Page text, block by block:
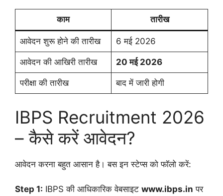
काम तारीख
आवेदन शुरू होने की तारीख 6 मई 2026
आवेदन की आखिरी तारीख 20 मई 2026
परीक्षा की तारीख बाद में जारी होगी
IBPS Recruitment 2026
– कैसे करें आवेदन?
आवेदन करना बहुत आसान है। बस इन स्टेप्स को फॉलो करें:
Step 1: IBPS की आधिकारिक वेबसाइट www.ibps.in पर